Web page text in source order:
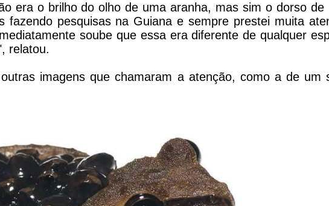
era o brilho do olho de uma aranha, mas sim o dorso de
fazendo pesquisas na Guiana e sempre prestei muita
soube que essa era diferente de qualquer
relatou.
imagens que chamaram a atenção, como a de um